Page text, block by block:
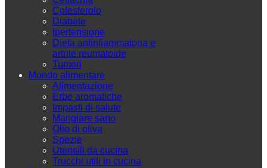
Colesterolo
Diabete
Ipertensione
Dieta antinfiammatoria e
artrite reumatoide
Tumori
Mondo alimentare
Alimentazione
Erbe aromatiche
Impasti di salute
Mangiare sano
Olio di oliva
Spezie
Utensili da cucina
Trucchi utili in cucina